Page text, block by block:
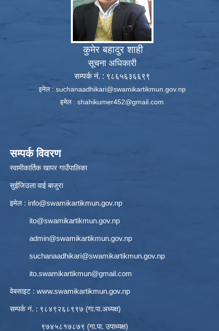
कुमेर बहादुर शाही
सूचना अधिकारी
सम्पर्क नं. : ९८६५६३६६९९
इमेल : suchanaadhikari@swamikartikmun.gov.np
इमेल : shahikumer452@gmail.com
सम्पर्क विवरण
स्वामीकार्तिक खापर गाउँपालिका
सुईजिउला वाई बाजुरा
इमेल : info@swamikartikmun.gov.np
ito@swamikartikmun.gov.np
admin@swamikartikmun.gov.np
suchanaadhikari@swamikartikmun.gov.np
ito.swamikartikmun@gmail.com
वेबसाइट : www.swamikartikmun.gov.np
सम्पर्क नं. : ९८४९२६८९९७ (गा.पा.अध्यक्ष)
९७४५८१७८७९ (गा.पा. उपाध्यक्ष)